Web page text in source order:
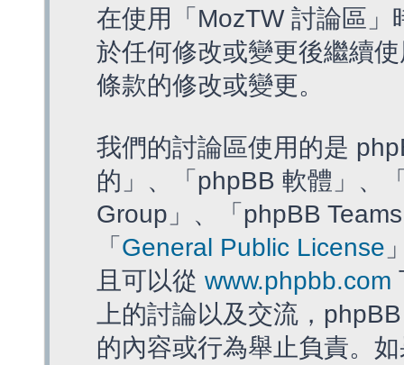
在使用「MozTW 討論區
於任何修改或變更後繼續
條款的修改或變更。
我們的討論區使用的是
的」、「phpBB 軟體」、
Group」、「phpBB
「 General Public License
且可以從 www.phpbb.com
上的討論以及交流，
的內容或行為舉止負責。